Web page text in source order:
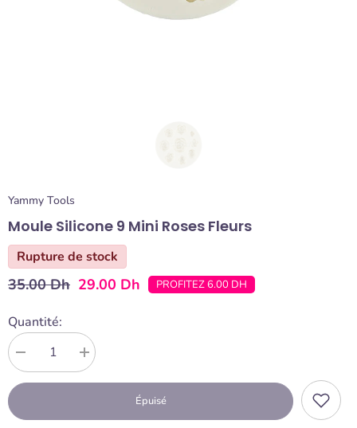
Yammy Tools
Moule Silicone 9 Mini Roses Fleurs
Rupture de stock
35.00 Dh 29.00 Dh PROFITEZ 6.00 DH
Quantité:
Diminuer
la
quantité
Moule
Augmenter
la
quantité
Épuisé